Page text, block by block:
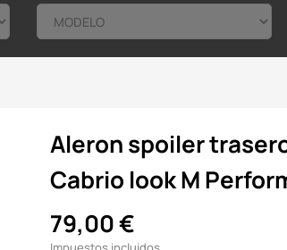
Aleron spoiler
Cabrio look M
79,00 €